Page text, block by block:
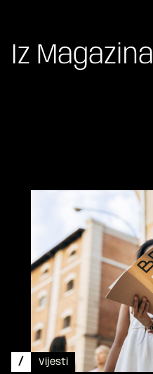
Iz Magazina
/ Vijesti